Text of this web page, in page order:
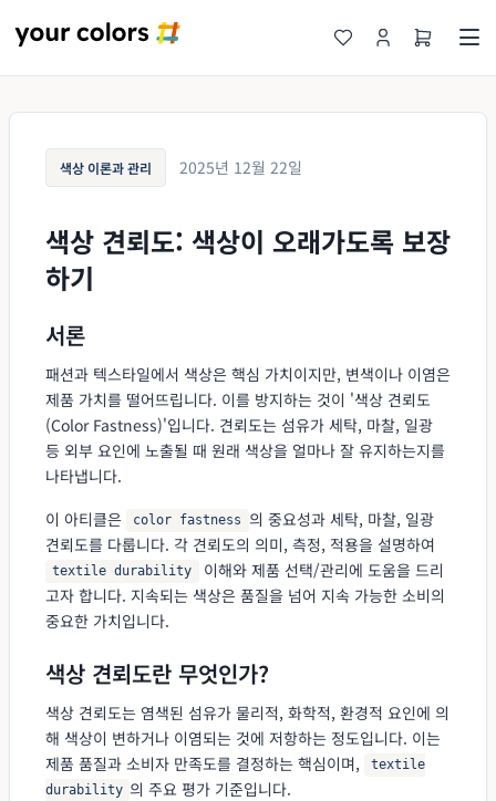
색상 이론과 관리 2025년 12월 22일
색상 견뢰도: 색상이 오래가도록 보장
하기
서론
패션과 텍스타일에서 색상은 핵심 가치이지만, 변색이나 이염은
제품 가치를 떨어뜨립니다. 이를 방지하는 것이 '색상 견뢰도
(Color Fastness)'입니다. 견뢰도는 섬유가 세탁, 마찰, 일광
등 외부 요인에 노출될 때 원래 색상을 얼마나 잘 유지하는지를
나타냅니다.
이 아티클은
color fastness 의 중요성과 세탁, 마찰, 일광
견뢰도를 다룹니다. 각 견뢰도의 의미, 측정, 적용을 설명하여
textile durability
이해와 제품 선택/관리에 도움을 드리
고자 합니다. 지속되는 색상은 품질을 넘어 지속 가능한 소비의
중요한 가치입니다.
색상 견뢰도란 무엇인가?
색상 견뢰도는 염색된 섬유가 물리적, 화학적, 환경적 요인에 의
해 색상이 변하거나 이염되는 것에 저항하는 정도입니다. 이는
제품 품질과 소비자 만족도를 결정하는 핵심이며,
textile
durability 의 주요 평가 기준입니다.